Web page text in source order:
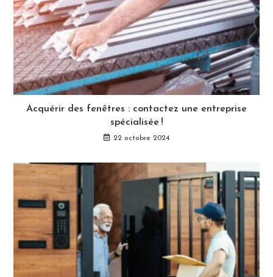
Acquérir des fenêtres : contactez une entreprise
spécialisée !
22 octobre 2024